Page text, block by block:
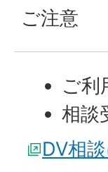
ご注意
ご利
相談
DV相